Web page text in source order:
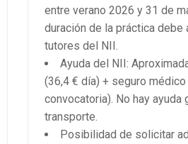
entre verano 2026 y 31 de
duración de la práctica debe
tutores del NII.
Ayuda del NII:
(36,4 € día) + seguro
convocatoria). No hay ayuda
transporte.
Posibilidad de solicitar